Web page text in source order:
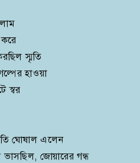
স্মৃতি
হাওয়া
স্বর
ঘোষাল এলেন
জোয়ারের গন্ধ